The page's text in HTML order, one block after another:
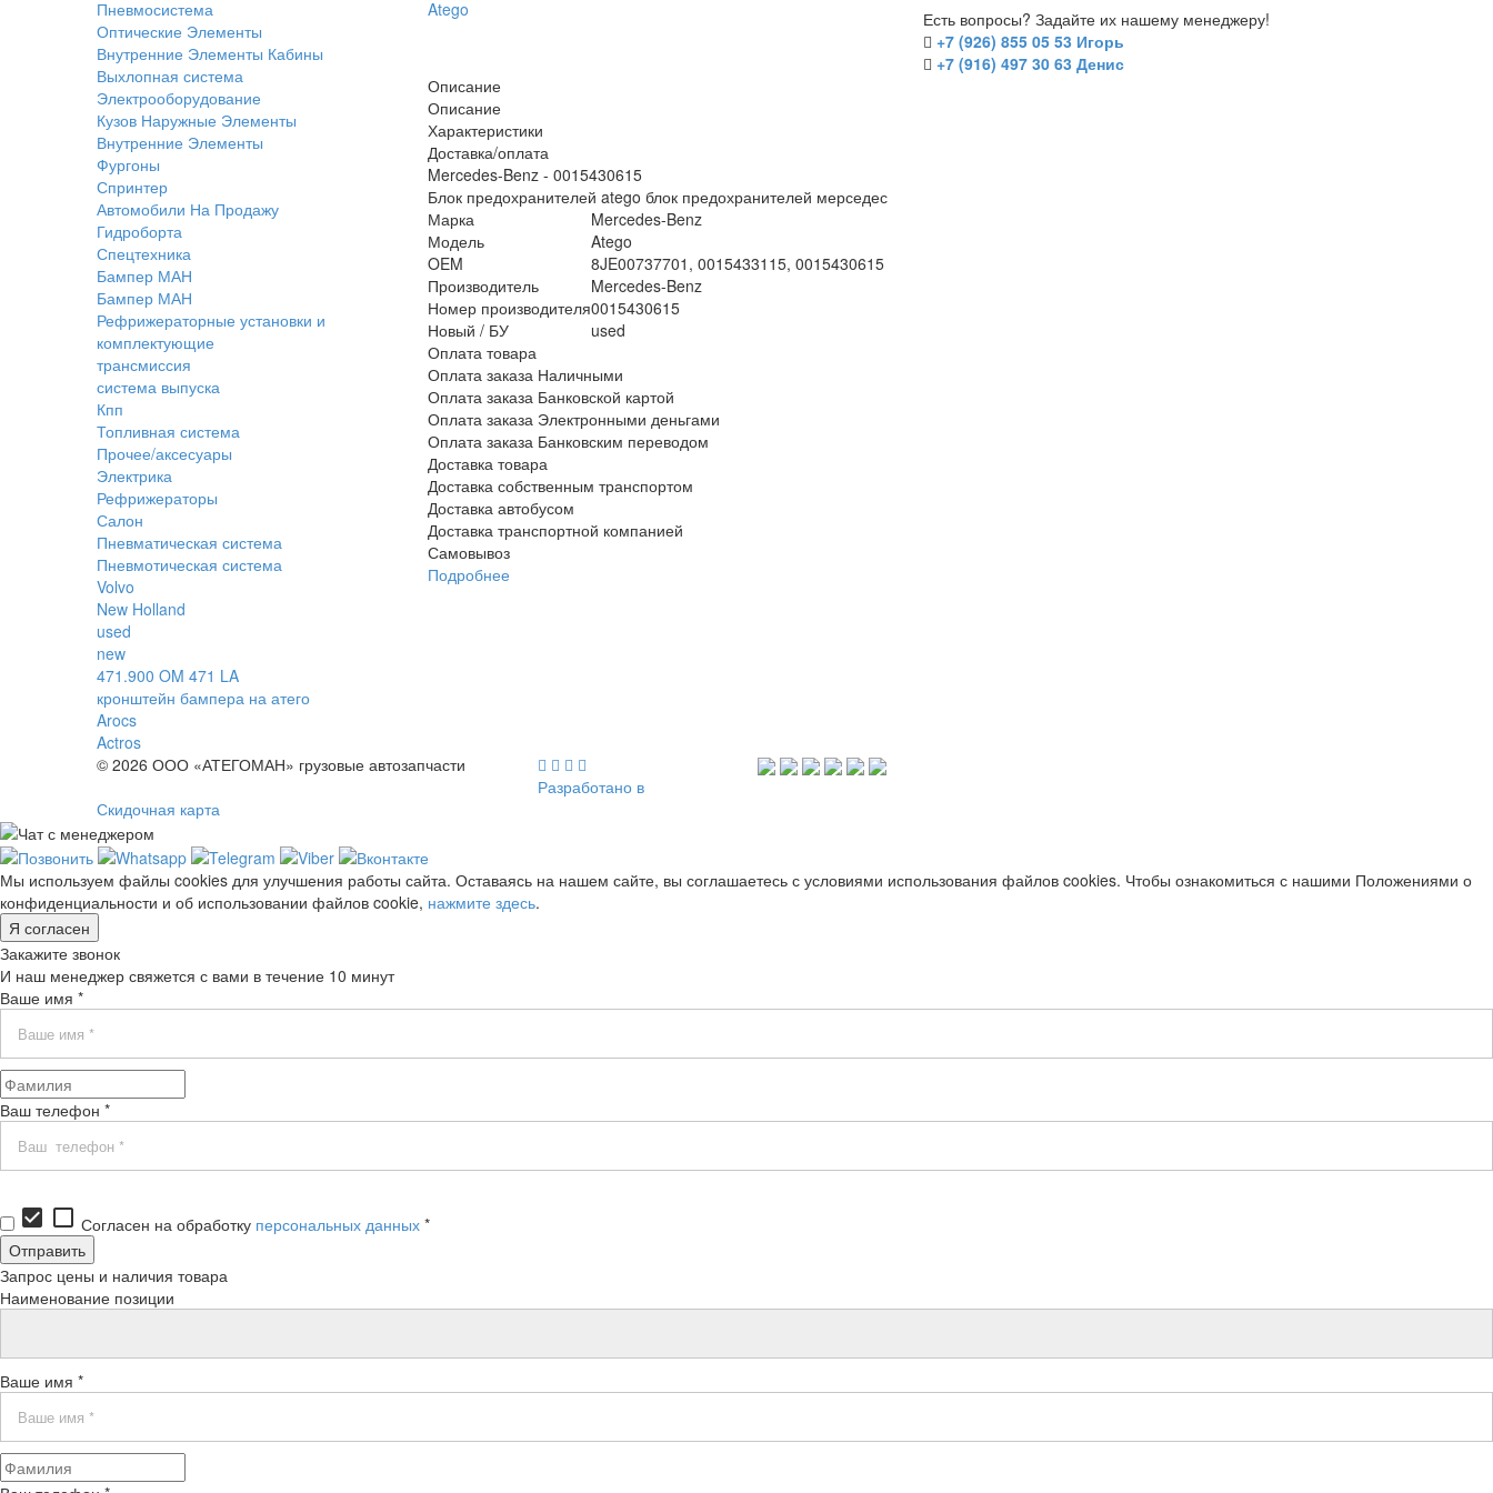
Есть вопросы? Задайте их нашему менеджеру!
+7 (926) 855 05 53 Игорь
+7 (916) 497 30 63 Денис
Описание
Описание
Характеристики
Доставка/оплата
Mercedes-Benz - 0015430615
Блок предохранителей atego блок предохранителей мерседес
Марка
Mercedes-Benz
Модель
Atego
OEM
8JE00737701, 0015433115, 0015430615
Производитель
Mercedes-Benz
Номер производителя0015430615
Новый / БУ
used
Оплата товара
Оплата заказа Наличными
Оплата заказа Банковской картой
Оплата заказа Электронными деньгами
Оплата заказа Банковским переводом
Доставка товара
Доставка собственным транспортом
Доставка автобусом
Доставка транспортной компанией
Самовывоз
Подробнее
Пневмосистема
Оптические Элементы
Внутренние Элементы Кабины
Выхлопная система
Электрооборудование
Кузов Наружные Элементы
Внутренние Элементы
Фургоны
Спринтер
Автомобили На Продажу
Гидроборта
Спецтехника
Бампер МАН
Бампер МАН
Рефрижераторные установки и
комплектующие
трансмиссия
система выпуска
Кпп
Топливная система
Прочее/аксесуары
Электрика
Рефрижераторы
Салон
Пневматическая система
Пневмотическая система
Volvo
New Holland
used
new
471.900 OM 471 LA
кронштейн бампера на атего
Arocs
Actros
© 2026 ООО «АТЕГОМАН» грузовые автозапчасти
Разработано в
Скидочная карта
Мы используем файлы cookies для улучшения работы сайта. Оставаясь на нашем сайте, вы соглашаетесь с условиями использования файлов cookies. Чтобы ознакомиться с нашими Положениями о
конфиденциальности и об использовании файлов cookie, нажмите здесь.
Я согласен
Закажите звонок
И наш менеджер свяжется с вами в течение 10 минут
Ваше имя *
Ваш телефон *
check_box check_box_outline_blank Согласен на обработку персональных данных *
Запрос цены и наличия товара
Наименование позиции
Ваше имя *